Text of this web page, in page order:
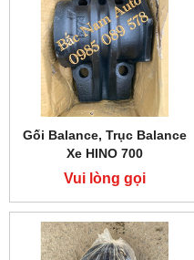
Gối Balance, Trục Balance
Xe HINO 700
Vui lòng gọi